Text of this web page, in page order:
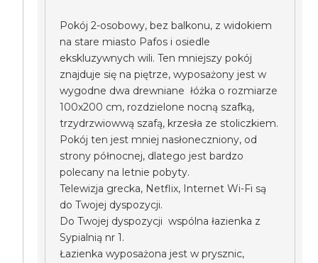
Pokój 2-osobowy, bez balkonu, z widokiem
na stare miasto Pafos i osiedle
ekskluzywnych wili. Ten mniejszy pokój
znajduje się na piętrze, wyposażony jest w
wygodne dwa drewniane łóżka o rozmiarze
100x200 cm, rozdzielone nocną szafką,
trzydrzwiowwą szafą, krzesła ze stoliczkiem.
Pokój ten jest mniej nasłoneczniony, od
strony północnej, dlatego jest bardzo
polecany na letnie pobyty.
Telewizja grecka, Netflix, Internet Wi-Fi są
do Twojej dyspozycji.
Do Twojej dyspozycji wspólna łazienka z
Sypialnią nr 1.
Łazienka wyposażona jest w prysznic,